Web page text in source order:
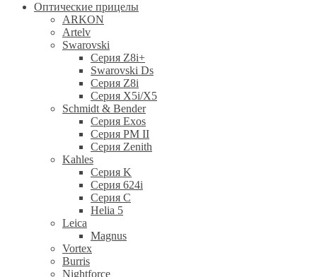
Оптические прицелы
ARKON
Artelv
Swarovski
Серия Z8i+
Swarovski Ds
Серия Z8i
Серия X5i/X5
Schmidt & Bender
Серия Exos
Серия PM II
Cерия Zenith
Kahles
Серия K
Серия 624i
Серия С
Helia 5
Leica
Magnus
Vortex
Burris
Nightforce